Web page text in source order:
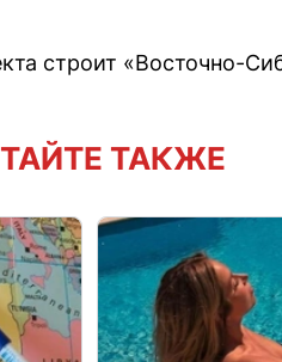
строит «Восточно-
ТАКЖЕ